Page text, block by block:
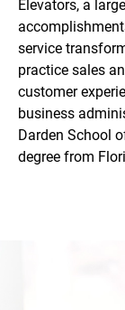
Elevators, a
service
practice sales
customer
business
Darden School
degree from